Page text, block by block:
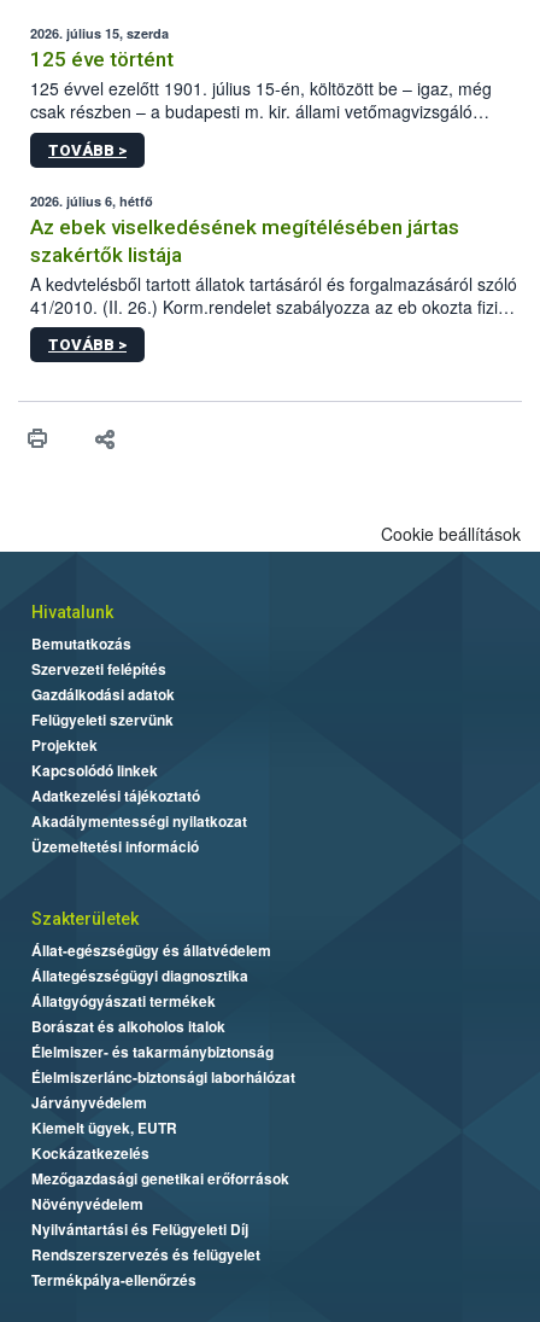
2026. július 15, szerda
125 éve történt
125 évvel ezelőtt 1901. július 15-én, költözött be – igaz, még
csak részben – a budapesti m. kir. állami vetőmagvizsgáló
állomás a Kis Rókus utca 15. szám alatti, Czigler Győző által
tervezett új épületébe.
TOVÁBB >
2026. július 6, hétfő
Az ebek viselkedésének megítélésében jártas
szakértők listája
A kedvtelésből tartott állatok tartásáról és forgalmazásáról szóló
41/2010. (II. 26.) Korm.rendelet szabályozza az eb okozta fizikai
sérülés, illetve ennek veszélye keletkezésekor felmerülő
hatósági feladatokat, valamint a veszélyes eb tartását és annak
vonni az ebek viselkedésének megítélésében jártas szakértőt.
TOVÁBB >
Cookie beállítások
Hivatalunk
Bemutatkozás
Szervezeti felépítés
Gazdálkodási adatok
Felügyeleti szervünk
Projektek
Kapcsolódó linkek
Adatkezelési tájékoztató
Akadálymentességi nyilatkozat
Üzemeltetési információ
Szakterületek
Állat-egészségügy és állatvédelem
Állategészségügyi diagnosztika
Állatgyógyászati termékek
Borászat és alkoholos italok
Élelmiszer- és takarmánybiztonság
Élelmiszerlánc-biztonsági laborhálózat
Járványvédelem
Kiemelt ügyek, EUTR
Kockázatkezelés
Mezőgazdasági genetikai erőforrások
Növényvédelem
Nyilvántartási és Felügyeleti Díj
Rendszerszervezés és felügyelet
Termékpálya-ellenőrzés